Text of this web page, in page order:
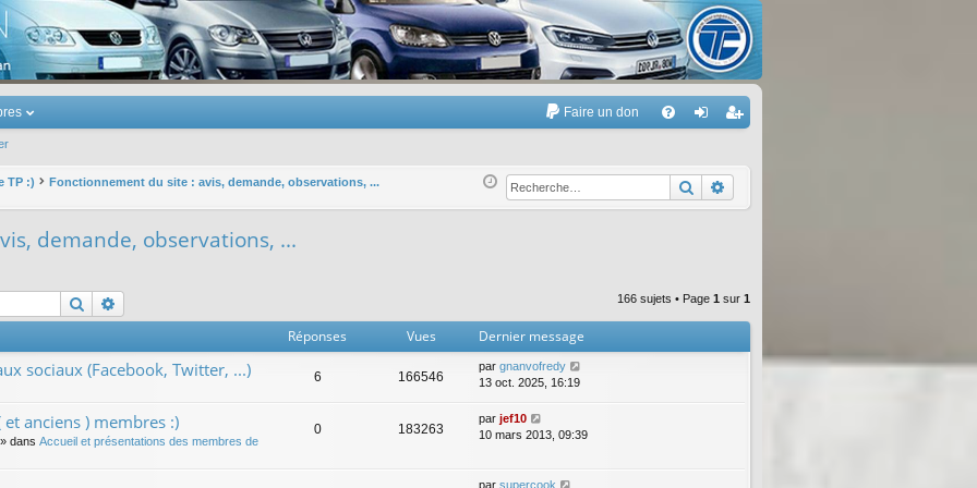
Touran
Faire un don
Q ne
xi
nr
eg
r
TP :) Fonctionnement du site : avis, demande, observations, ... Rechercher
demande, observations, ...
Rechercher 166 sujets • Page 1 sur 1
Réponses Vues Dernier message
sociaux (Facebook, Twitter, ...) 6 166546
par gnanvofredy
13 oct. 2025, 16:19
anciens ) membres :)
» dans Accueil et présentations des membres de
0 183263
par jef10
10 mars 2013, 09:39
par supercook